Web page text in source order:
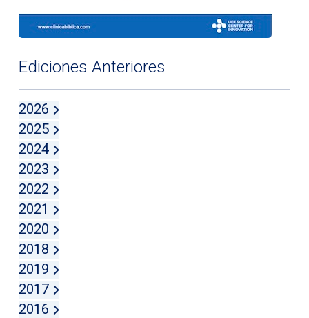
Ediciones Anteriores
2026
2025
2024
2023
2022
2021
2020
2018
2019
2017
2016